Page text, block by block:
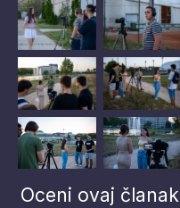
No Caption No Caption
No Caption No Caption
No Caption No Caption
Oceni ovaj članak